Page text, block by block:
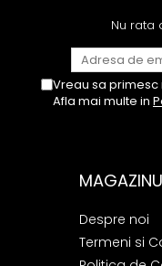
Nu rata
Vreau sa
Afla mai multe in
Despre noi
Termeni si